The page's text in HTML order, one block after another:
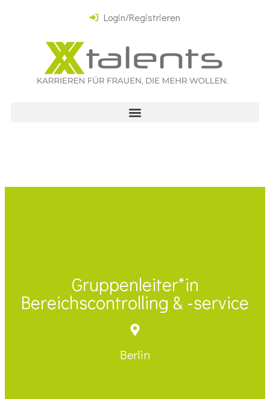
Login/Registrieren
Gruppenleiter*in
Bereichscontrolling & -service
Berlin